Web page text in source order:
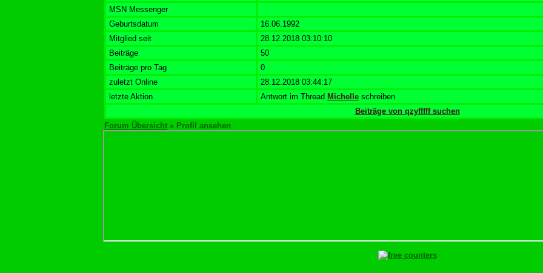
MSN Messenger
Geburtsdatum
16.06.1992
Mitglied seit
28.12.2018 03:10:10
Beiträge
50
Beiträge pro Tag
0
zuletzt Online
28.12.2018 03:44:17
letzte Aktion
Antwort im Thread Michelle schreiben
Beiträge von qzyfffff suchen
Forum Übersicht » Profil ansehen